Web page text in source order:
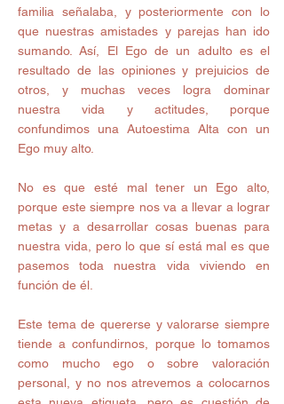
familia señalaba, y posteriormente con lo
que nuestras amistades y parejas han ido
sumando. Así, El Ego de un adulto es el
resultado de las opiniones y prejuicios de
otros, y muchas veces logra dominar
nuestra vida y actitudes, porque
confundimos una Autoestima Alta con un
Ego muy alto.
No es que esté mal tener un Ego alto,
porque este siempre nos va a llevar a lograr
metas y a desarrollar cosas buenas para
nuestra vida, pero lo que sí está mal es que
pasemos toda nuestra vida viviendo en
función de él.
Este tema de quererse y valorarse siempre
tiende a confundirnos, porque lo tomamos
como mucho ego o sobre valoración
personal, y no nos atrevemos a colocarnos